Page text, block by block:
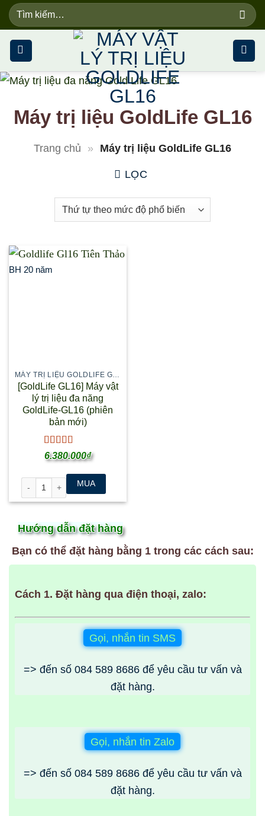
Skip
content
Tìm
kiếm:
Máy trị liệu GoldLife GL16
Trang chủ » Máy trị liệu GoldLife GL16
LỌC
BH 20 năm
[GoldLife GL16] Máy vật
lý trị liệu đa năng
GoldLife-GL16 (phiên
bản mới)
Được xếp
hạng4.955
6.380.000₫
[GoldLife GL16] Máy vật lý trị liệu đa năng GoldLife-GL16 (phiên
MUA
Hướng dẫn đặt hàng
Bạn có thể đặt hàng bằng 1 trong các cách sau:
Cách 1. Đặt hàng qua điện thoại, zalo:
Gọi, nhắn tin SMS
=> đến số 084 589 8686để yêu cầu tư vấn và
đặt hàng.
Gọi, nhắn tin Zalo
=> đến số 084 589 8686để yêu cầu tư vấn và
đặt hàng.